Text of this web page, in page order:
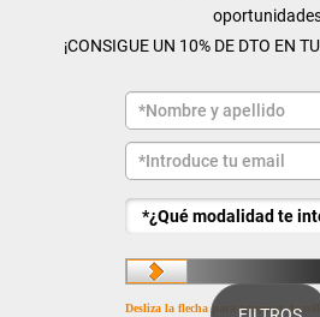
¡CONSIGUE UN 10% DE DTO EN
Desliza la flecha para terminar de